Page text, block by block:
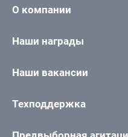
О компании
Наши награды
Наши вакансии
Техподдержка